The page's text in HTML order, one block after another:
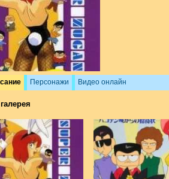
Персонажи Видео онлайн